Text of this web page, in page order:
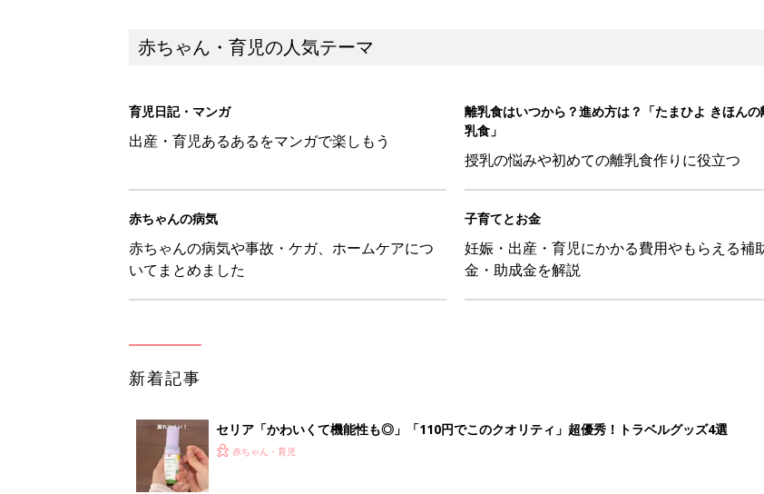
セリア「かわいくて機能性も◎」「110円でこのクオリティ」超優秀！トラベルグッズ4選
赤ちゃん・育児
生後3週目の赤ちゃんはよく泣く！？親が悩まされる「魔の3週目」って何？「魔の3カ月」もある
赤ちゃん・育児
反抗期の息子が...ママたちが「平和だな～」と感じた瞬間